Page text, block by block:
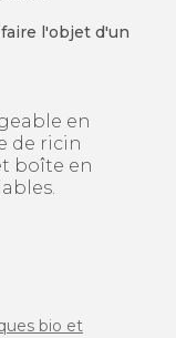
l'objet d'un
en
de ricin
boîte en
bio et